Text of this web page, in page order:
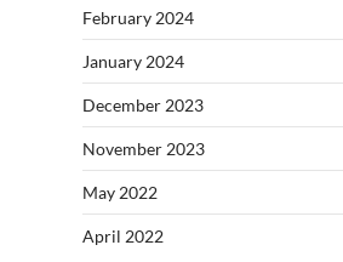
February 2024
January 2024
December 2023
November 2023
May 2022
April 2022